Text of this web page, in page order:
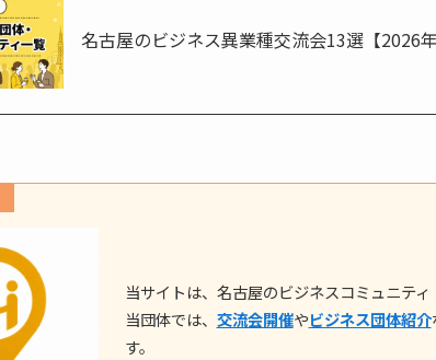
名古屋のビジネス異業種交流会13選【2026年
当サイトは、名古屋のビジネスコミュニティ
当団体では、 交流会開催やビジネス団体紹介
す。